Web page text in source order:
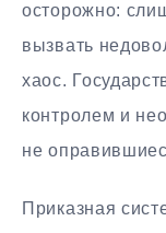
осторожно:
вызвать
хаос.
контролем и
не
Приказная